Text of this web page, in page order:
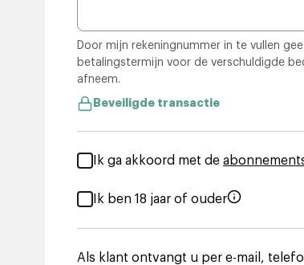
Door mijn rekeningnummer in te vullen
betalingstermijn voor de verschuldigde
afneem.
Beveiligde transactie
Ik ga akkoord met de
Ik ben 18 jaar of ouder
Als klant ontvangt u per e-mail,